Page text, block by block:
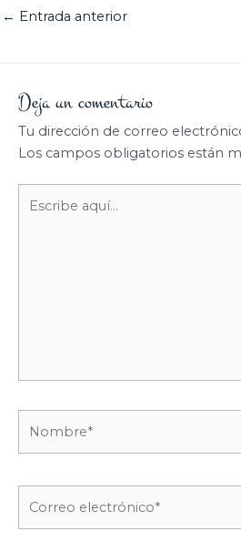
← Entrada anterior
Deja un comentario
Tu dirección de correo
Los campos obligatorios están
aquí...